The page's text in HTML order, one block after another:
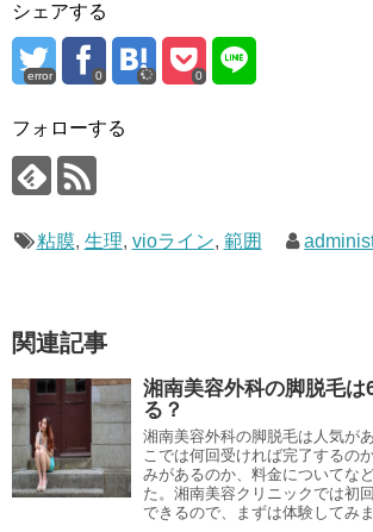
シェアする
error 0 0
フォローする
粘膜, 生理, vioライン, 範囲
関連記事
湘南美容外科の脚脱毛は
る？
湘南美容外科の脚脱毛は人気が
こでは何回受ければ完了するの
みがあるのか、料金についてな
た。湘南美容クリニックでは初
できるので、まずは体験してみま